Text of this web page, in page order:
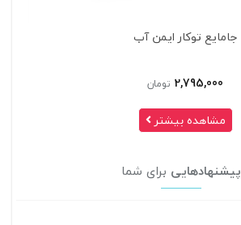
جامایع توکار ایمن آب
2,795,000 تومان
مشاهده بیشتر
پیشنهادهایی برای شما